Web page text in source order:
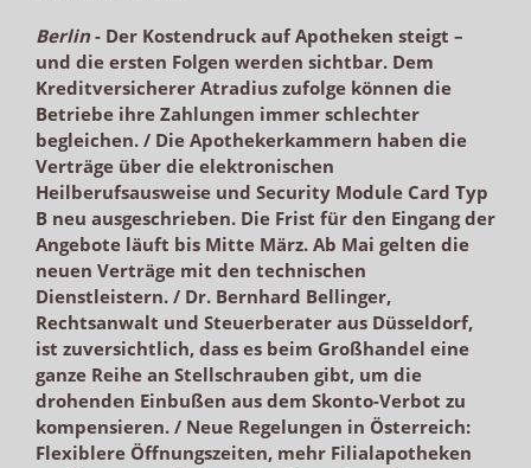
Berlin- Der Kostendruck auf Apotheken steigt –
und die ersten Folgen werden sichtbar. Dem
Kreditversicherer Atradius zufolge können die
Betriebe ihre Zahlungen immer schlechter
begleichen. / Die Apothekerkammern haben die
Verträge über die elektronischen
Heilberufsausweise und Security Module Card Typ
B neu ausgeschrieben. Die Frist für den Eingang der
Angebote läuft bis Mitte März. Ab Mai gelten die
neuen Verträge mit den technischen
Dienstleistern. / Dr. Bernhard Bellinger,
Rechtsanwalt und Steuerberater aus Düsseldorf,
ist zuversichtlich, dass es beim Großhandel eine
ganze Reihe an Stellschrauben gibt, um die
drohenden Einbußen aus dem Skonto-Verbot zu
kompensieren. / Neue Regelungen in Österreich:
Flexiblere Öffnungszeiten, mehr Filialapotheken